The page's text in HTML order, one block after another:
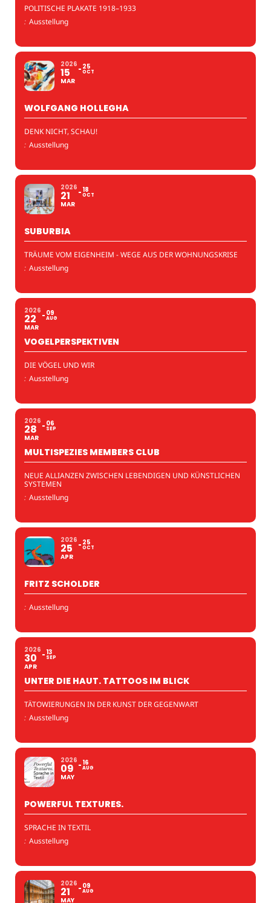
POLITISCHE PLAKATE 1918–1933
: Ausstellung
2026
15
MAR
25
OCT
WOLFGANG HOLLEGHA
DENK NICHT, SCHAU!
: Ausstellung
2026
21
MAR
18
OCT
SUBURBIA
TRÄUME VOM EIGENHEIM - WEGE AUS DER WOHNUNGSKRISE
: Ausstellung
2026
22
MAR
09
AUG
VOGELPERSPEKTIVEN
DIE VÖGEL UND WIR
: Ausstellung
2026
28
MAR
06
SEP
MULTISPEZIES MEMBERS CLUB
NEUE ALLIANZEN ZWISCHEN LEBENDIGEN UND KÜNSTLICHEN
SYSTEMEN
: Ausstellung
2026
25
APR
25
OCT
FRITZ SCHOLDER
: Ausstellung
2026
30
APR
13
SEP
UNTER DIE HAUT. TATTOOS IM BLICK
TÄTOWIERUNGEN IN DER KUNST DER GEGENWART
: Ausstellung
2026
09
MAY
16
AUG
POWERFUL TEXTURES.
SPRACHE IN TEXTIL
: Ausstellung
2026
21
MAY
09
AUG